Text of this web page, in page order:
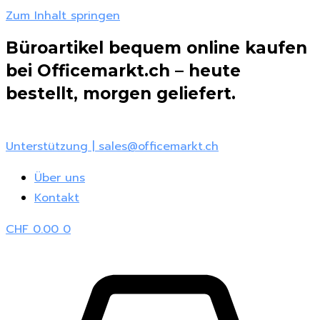
Zum Inhalt springen
Büroartikel bequem online kaufen
bei Officemarkt.ch – heute
bestellt, morgen geliefert.
Unterstützung | sales@officemarkt.ch
Über uns
Kontakt
CHF0.00 0